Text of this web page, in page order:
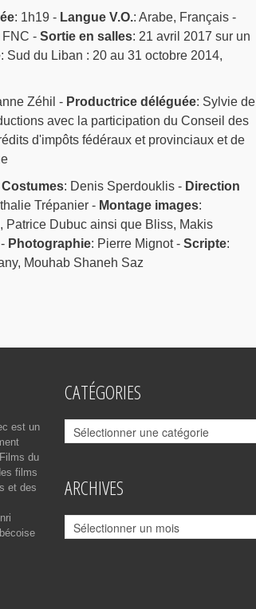
: 1h19 - Langue V.O.: Arabe, Français -
FNC - Sortie en salles: 21 avril 2017 sur un
: Sud du Liban : 20 au 31 octobre 2014,
Zéhil - Productrice déléguée: Sylvie de
avec la participation du Conseil des
d'impôts fédéraux et provinciaux et de
Costumes: Denis Sperdouklis - Direction
Trépanier - Montage images:
Patrice Dubuc ainsi que Bliss, Makis
Photographie: Pierre Mignot - Scripte:
Mouhab Shaneh Saz
est un
du
films
et des
CATÉGORIES
Catégories
ARCHIVES
Archives